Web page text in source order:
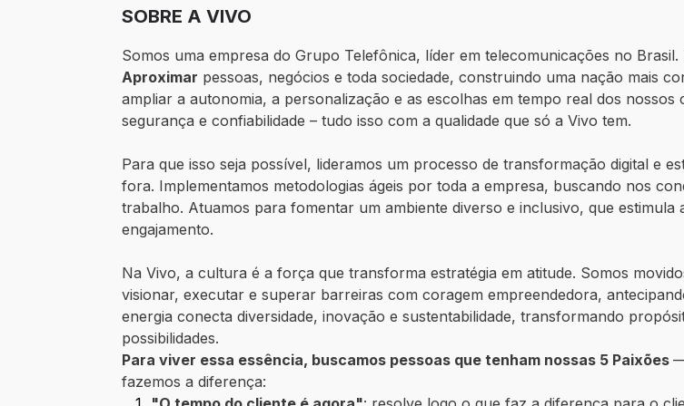
SOBRE A VIVO
Somos uma empresa do Grupo Telefônica, líder em telecomunicações no
Aproximar pessoas, negócios e toda sociedade, construindo uma nação mais
ampliar a autonomia, a personalização e as escolhas em tempo real dos
segurança e confiabilidade – tudo isso com a qualidade que só a Vivo tem.
Para que isso seja possível, lideramos um processo de transformação digital e
fora. Implementamos metodologias ágeis por toda a empresa, buscando nos
trabalho. Atuamos para fomentar um ambiente diverso e inclusivo, que
engajamento.
Na Vivo, a cultura é a força que transforma estratégia em atitude. Somos
visionar, executar e superar barreiras com coragem empreendedora,
energia conecta diversidade, inovação e sustentabilidade, transformando
possibilidades.
Para viver essa essência, buscamos pessoas que tenham nossas 5 Paixões
fazemos a diferença: